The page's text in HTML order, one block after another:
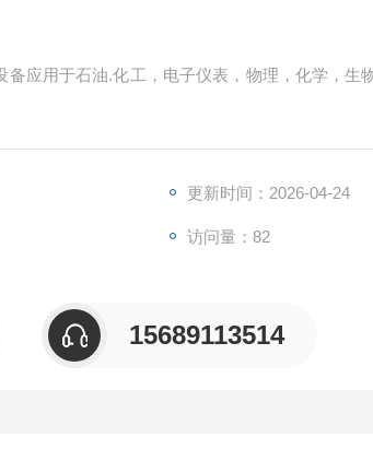
备应用于石油.化工，电子仪表，物理，化学，生
更新时间：2026-04-24
访问量：82
15689113514